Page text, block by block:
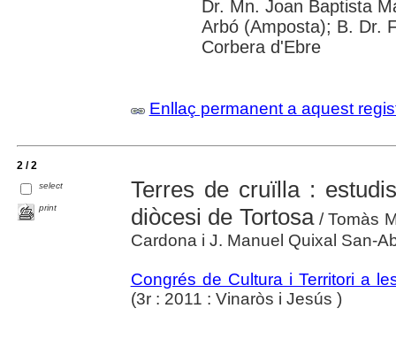
Dr. Mn. Joan Baptista
Arbó (Amposta); B. Dr.
Corbera d'Ebre
Enllaç permanent a aquest
2 / 2
select
print
Terres de cruïlla :
diòcesi de Tortosa/ Tomàs
Cardona i J. Manuel Quixal San-
Congrés de Cultura i Territori a
(3r : 2011 : Vinaròs i Jesús )